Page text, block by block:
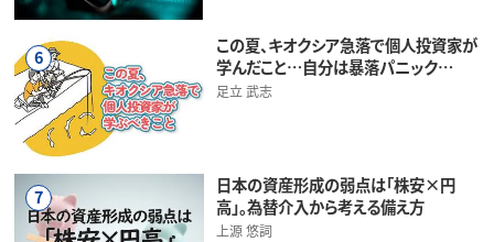
6
この夏、キオクシア急落で個人投資家が
学んだこと…自分は暴落パニック…
足立 武志
7
日本の資産形成の弱点は「株安×円
高」。為替介入から考える備え方
上源 悠詞